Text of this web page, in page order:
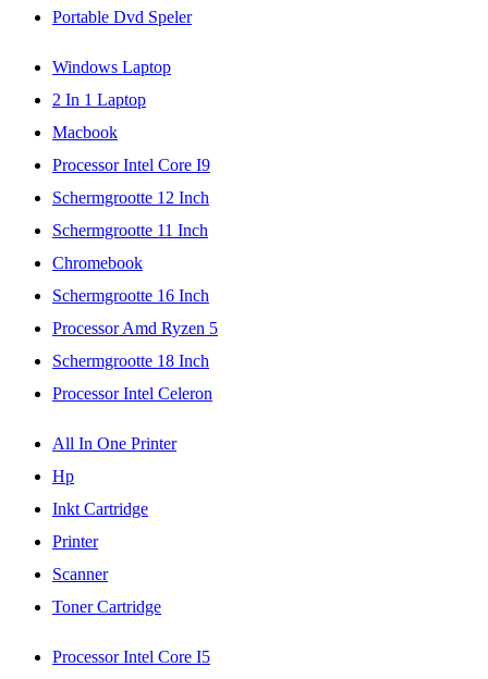
Portable Dvd Speler
Windows Laptop
2 In 1 Laptop
Macbook
Processor Intel Core I9
Schermgrootte 12 Inch
Schermgrootte 11 Inch
Chromebook
Schermgrootte 16 Inch
Processor Amd Ryzen 5
Schermgrootte 18 Inch
Processor Intel Celeron
All In One Printer
Hp
Inkt Cartridge
Printer
Scanner
Toner Cartridge
Processor Intel Core I5